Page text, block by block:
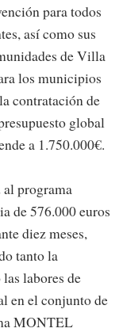
para todos
así como sus
de Villa
los municipios
contratación de
global
a 1.750.000€.
programa
de 576.000 euros
diez meses,
tanto la
labores de
en el conjunto de
MONTEL